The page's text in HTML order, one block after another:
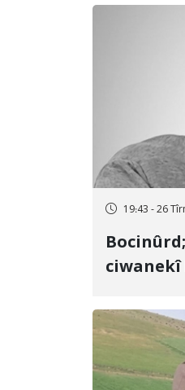
19:43 - 26
ciwanekî
cezakirin